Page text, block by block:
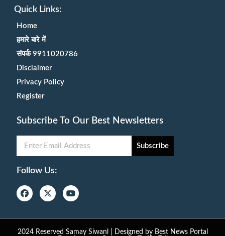
Quick Links:
Home
हमारे बारे में
संपर्क 9911020786
Disclaimer
Privacy Policy
Register
Subscribe To Our Best Newsletters
Subscribe
Follow Us:
2024 Reserved Samay Siwanl | Designed by Best News Portal